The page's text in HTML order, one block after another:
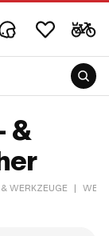
&
WERKZEUGE |